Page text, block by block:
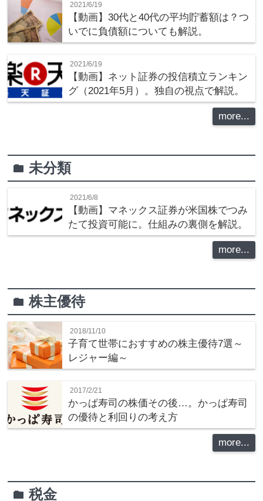
2021/6/19
【動画】30代と40代の平均貯蓄額は？つ
いでに負債額についても解説。
2021/6/19
【動画】ネット証券の投信積立ランキン
グ（2021年5月）。独自の視点で解説。
more...
folder未分類
2021/6/8
【動画】マネックス証券が米国株でつみ
たて投資可能に。仕組みの裏側を解説。
more...
folder株主優待
2018/11/10
子育て世帯におすすめの株主優待7選～
レジャー編～
2017/2/21
かっぱ寿司の株価その後…。かっぱ寿司
の優待と利回りの考え方
more...
folder税金